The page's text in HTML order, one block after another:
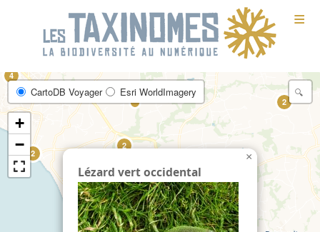
≡
2
2
2
4
Lézard vert occidental
×
CartoDB Voyager Esri WorldImagery
+
−